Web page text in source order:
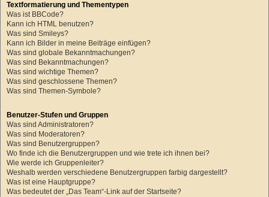
Textformatierung und Thementypen
Was ist BBCode?
Kann ich HTML benutzen?
Was sind Smileys?
Kann ich Bilder in meine Beiträge einfügen?
Was sind globale Bekanntmachungen?
Was sind Bekanntmachungen?
Was sind wichtige Themen?
Was sind geschlossene Themen?
Was sind Themen-Symbole?
Benutzer-Stufen und Gruppen
Was sind Administratoren?
Was sind Moderatoren?
Was sind Benutzergruppen?
Wo finde ich die Benutzergruppen und wie trete ich ihnen bei?
Wie werde ich Gruppenleiter?
Weshalb werden verschiedene Benutzergruppen farbig dargestellt?
Was ist eine Hauptgruppe?
Was bedeutet der „Das Team“-Link auf der Startseite?